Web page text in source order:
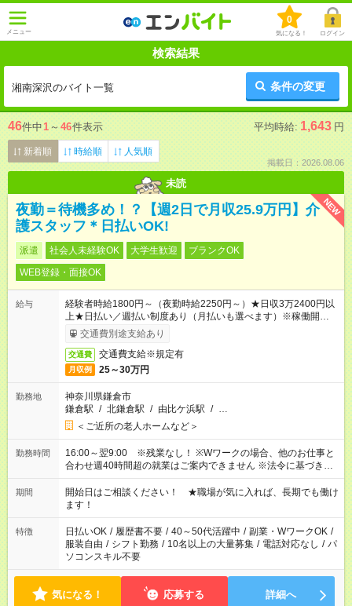
メニュー
0
気になる！ ログイン
検索結果
湘南深沢のバイト一覧 条件の変更
46件中1 ～ 46件表示 平均時給: 1,643 円
新着順 時給順 人気順
掲載日：2026.08.06
未読
NEW
夜勤＝待機多め！？【週2日で月収25.9万円】介
護スタッフ＊日払いOK!
派遣 社会人未経験OK 大学生歓迎
ブランクOK
WEB登録・面接OK
給与
経験者時給1800円～（夜勤時給2250円～）★日収3万2400円以
上★日払い／週払い制度あり（月払いも選べます）※稼働開始時
は手続き完了次第のお支払いとなります。
交通費別途支給あり
交通費 交通費支給※規定有
月収例 25～30万円
勤務地
神奈川県鎌倉市
鎌倉駅 / 北鎌倉駅 / 由比ケ浜駅 / …
＜ご近所の老人ホームなど＞
勤務時間
16:00～翌9:00 ※残業なし！ ※Wワークの場合、他のお仕事と
合わせ週40時間超の就業はご案内できません ※法令に基づき、
週20時間以上勤務は社会保険への加入対象となります ※労働者
派遣法（日雇い派遣の原則禁止）により、短時間・短期間の就
業はご案内が難しい場合があります
期間
開始日はご相談ください！ ★職場が気に入れば、長期でも働け
ます！
特徴 日払いOK / 履歴書不要 / 40～50代活躍中 / 副業・WワークOK /
服装自由 / シフト勤務 / 10名以上の大量募集 / 電話対応なし / パ
ソコンスキル不要
気になる！ 応募する 詳細へ